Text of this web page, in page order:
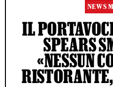
NEWS
IL
SPEARS
«NESSUN